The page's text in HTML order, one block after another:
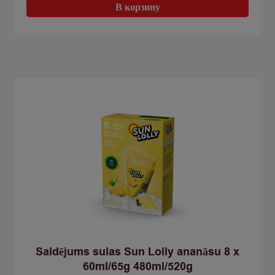
Saldējums
Karlsons
В корзину
Saldējums sulas Sun Lolly ananāsu 8 x
60ml/65g 480ml/520g